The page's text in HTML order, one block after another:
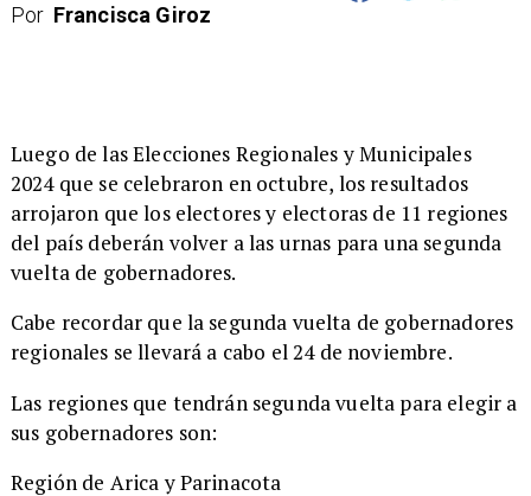
Por Francisca Giroz
​Luego de las Elecciones Regionales y Municipales
2024 que se celebraron en octubre, los resultados
arrojaron que los electores y electoras de 11 regiones
del país deberán volver a las urnas para una segunda
vuelta de gobernadores.
Cabe recordar que la segunda vuelta de gobernadores
regionales se llevará a cabo el 24 de noviembre.
​Las regiones que tendrán segunda vuelta para elegir a
sus gobernadores son:
Región de Arica y Parinacota